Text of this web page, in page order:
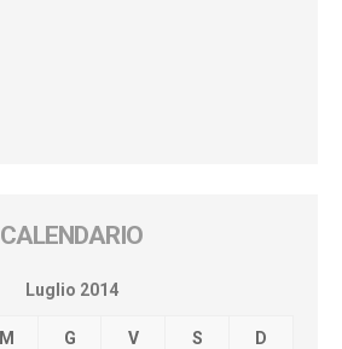
CALENDARIO
Luglio 2014
M G V S D